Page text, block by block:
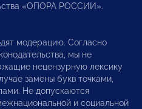
«ОПОРА РОССИИ».
модерацию. Согласно
мы не
нецензурную лексику
замены букв точками,
Не допускаются
и социальной